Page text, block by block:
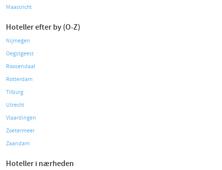
Maastricht
Hoteller efter by (O-Z)
Nijmegen
Oegstgeest
Roosendaal
Rotterdam
Tilburg
Utrecht
Vlaardingen
Zoetermeer
Zaandam
Hoteller i nærheden